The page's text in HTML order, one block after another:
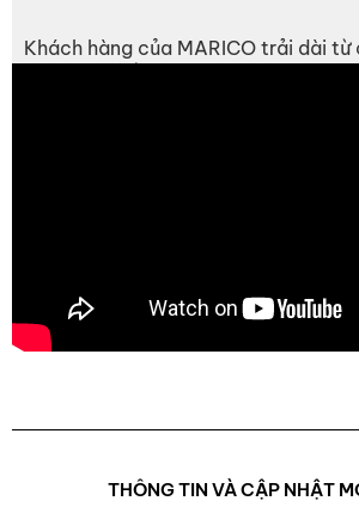
Khách hàng của MARICO trải dài
THÔNG TIN VÀ CẬP NHẬT